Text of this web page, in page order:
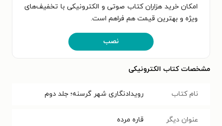
امکان خرید هزاران کتاب صوتی و الکترونیکی با تخفیف‌های
ویژه و بهترین قیمت هم فراهم است.
نصب
مشخصات کتاب الکترونیکی
نام کتاب رویدادنگاری شهر گرسنه؛ جلد دوم
عنوان دیگر قاره مرده